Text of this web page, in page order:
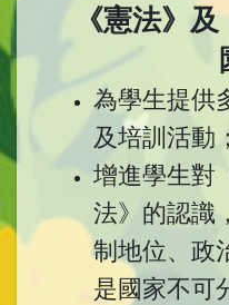
《憲法》
為學生提供
及培訓活動
增進學生對
法》的認識
制地位、政
是國家不可